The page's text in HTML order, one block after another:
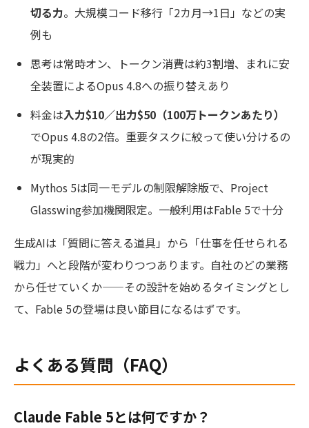
切る力。大規模コード移行「2カ月→1日」などの実
例も
思考は常時オン、トークン消費は約3割増、まれに安
全装置によるOpus 4.8への振り替えあり
料金は入力$10／出力$50（100万トークンあたり）
でOpus 4.8の2倍。重要タスクに絞って使い分けるの
が現実的
Mythos 5は同一モデルの制限解除版で、Project
Glasswing参加機関限定。一般利用はFable 5で十分
生成AIは「質問に答える道具」から「仕事を任せられる
戦力」へと段階が変わりつつあります。自社のどの業務
から任せていくか——その設計を始めるタイミングとし
て、Fable 5の登場は良い節目になるはずです。
よくある質問（FAQ）
Claude Fable 5とは何ですか？